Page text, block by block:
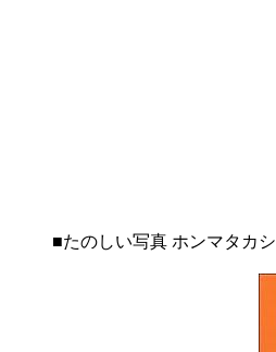
■たのしい写真 ホンマタカシ